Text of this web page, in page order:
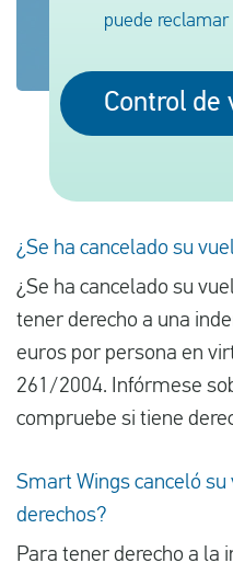
Comprobar la compensación
Póngase en contacto con
Español
puede
Control de
¿Se ha cancelado su
¿Se ha cancelado su
tener derecho a una
euros por persona en
261/2004. Infórmese
compruebe si tiene
Smart Wings canceló
derechos?
Para tener derecho a la